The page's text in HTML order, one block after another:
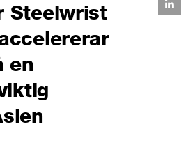
Steelwrist
en